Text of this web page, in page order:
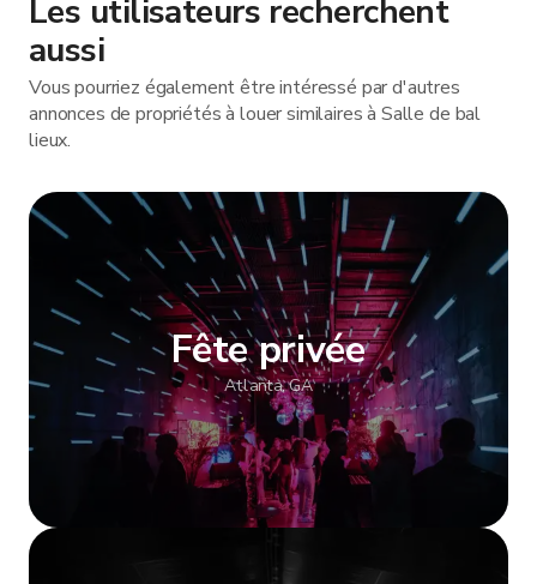
Les utilisateurs recherchent
aussi
Vous pourriez également être intéressé par d'autres
annonces de propriétés à louer similaires à Salle de bal
lieux.
Fête privée
Atlanta, GA